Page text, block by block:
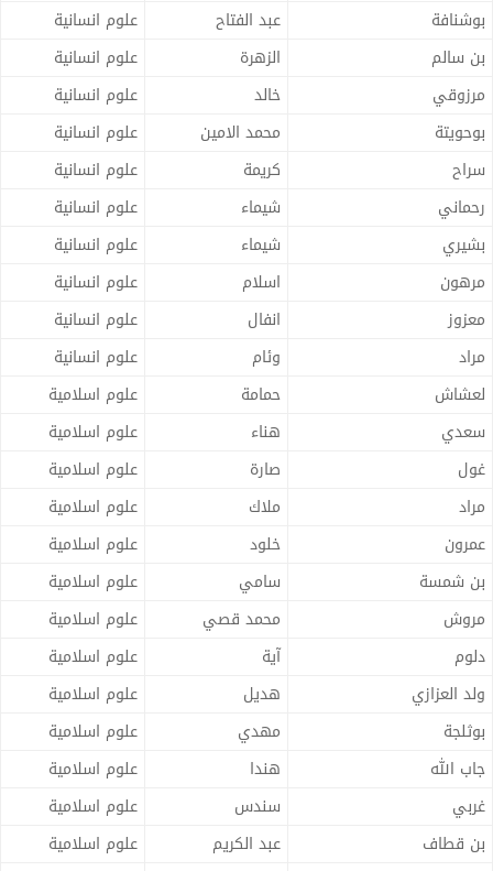
بوشنافة
عبد الفتاح
علوم انسانية
بن سالم
الزهرة
علوم انسانية
مرزوقي
خالد
علوم انسانية
بوحويتة
محمد الامين
علوم انسانية
سراح
كريمة
علوم انسانية
رحماني
شيماء
علوم انسانية
بشيري
شيماء
علوم انسانية
مرهون
اسلام
علوم انسانية
معزوز
انفال
علوم انسانية
مراد
وئام
علوم انسانية
لعشاش
حمامة
علوم اسلامية
سعدي
هناء
علوم اسلامية
غول
صارة
علوم اسلامية
مراد
ملاك
علوم اسلامية
عمرون
خلود
علوم اسلامية
بن شمسة
سامي
علوم اسلامية
مروش
محمد قصي
علوم اسلامية
دلوم
آية
علوم اسلامية
ولد العزازي
هديل
علوم اسلامية
بوثلجة
مهدي
علوم اسلامية
جاب الله
هندا
علوم اسلامية
غربي
سندس
علوم اسلامية
بن قطاف
عبد الكريم
علوم اسلامية